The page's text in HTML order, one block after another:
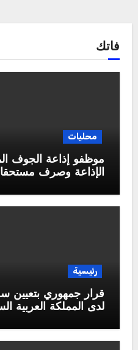
فاتك
محليات
موظفو إذاعة الجوف
الإذاعة وصرف
رئيسية
قرار جمهوري بتعيين
لدى المملكة العربية